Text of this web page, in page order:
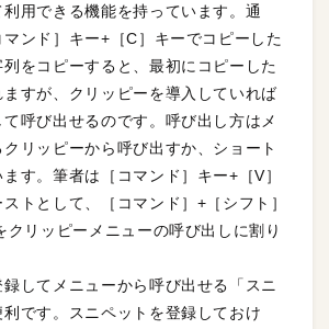
用できる機能を持っています。通
ンド］キー+［C］キーでコピーした
をコピーすると、最初にコピーした
すが、クリッピーを導入していれば
呼び出せるのです。呼び出し方はメ
リッピーから呼び出すか、ショート
す。筆者は［コマンド］キー+［V］
トとして、［コマンド］+［シフト］
クリッピーメニューの呼び出しに割り
録してメニューから呼び出せる「スニ
です。スニペットを登録しておけ